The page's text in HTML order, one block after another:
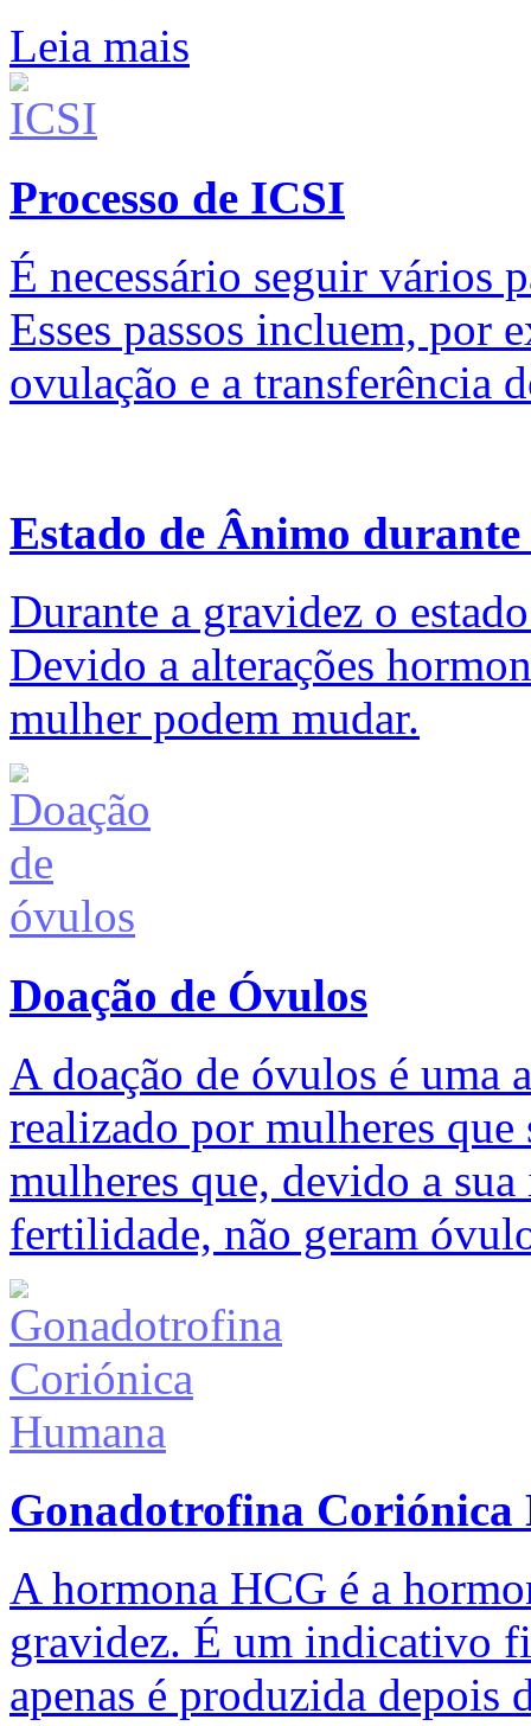
Leia mais
Processo de ICSI
É necessário seguir vários
Esses passos incluem, por
ovulação e a transferência
Estado de Ânimo
Durante a gravidez o
Devido a alterações
mulher podem mudar.
Doação de Óvulos
A doação de óvulos é uma
realizado por mulheres
mulheres que, devido a
fertilidade, não geram
Gonadotrofina Coriónica
A hormona HCG é a
gravidez. É um indicativo
apenas é produzida depois